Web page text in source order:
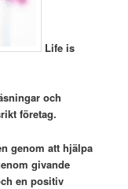
Life is
och
företag.
genom att hjälpa
givande
en positiv